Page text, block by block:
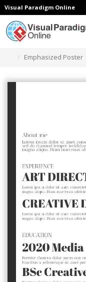
Visual Paradigm Online
Emphasized Poster